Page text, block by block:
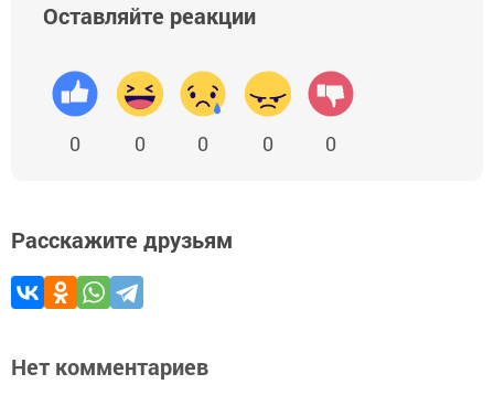
Оставляйте реакции
0 0 0 0 0
Расскажите друзьям
Нет комментариев